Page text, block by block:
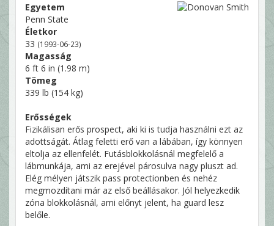
Egyetem
Penn State
Életkor
33 (1993-06-23)
Magasság
6 ft 6 in (1.98 m)
Tömeg
339 lb (154 kg)
Erősségek
Fizikálisan erős prospect, aki ki is tudja használni ezt az
adottságát. Átlag feletti erő van a lábában, így könnyen
eltolja az ellenfelét. Futásblokkolásnál megfelelő a
lábmunkája, ami az erejével párosulva nagy pluszt ad.
Elég mélyen játszik pass protectionben és nehéz
megmozdítani már az első beállásakor. Jól helyezkedik
zóna blokkolásnál, ami előnyt jelent, ha guard lesz
belőle.